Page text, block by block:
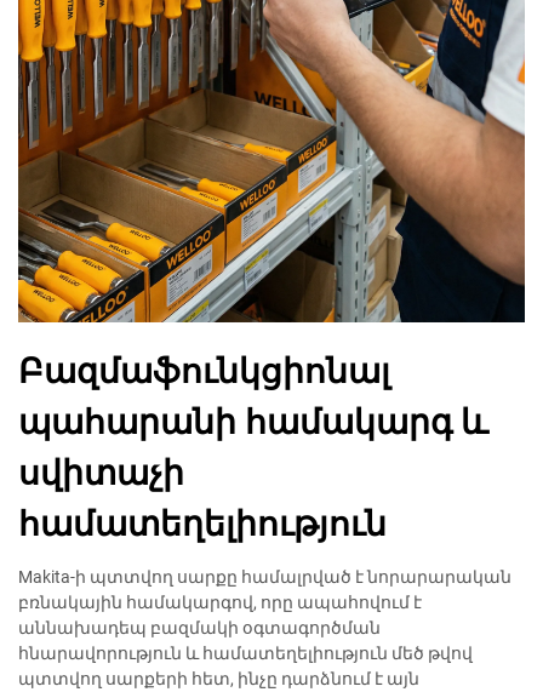
Բազմաֆունկցիոնալ
պահարանի համակարգ և
սվիտաչի
համատեղելիություն
Makita-ի պտտվող սարքը համալրված է նորարարական
բռնակային համակարգով, որը ապահովում է
աննախադեպ բազմակի օգտագործման
հնարավորություն և համատեղելիություն մեծ թվով
պտտվող սարքերի հետ, ինչը դարձնում է այն